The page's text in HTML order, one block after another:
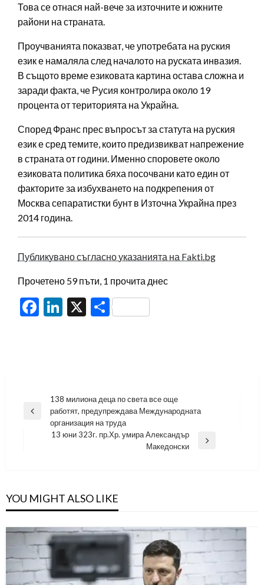
Това се отнася най-вече за източните и южните
райони на страната.
Проучванията показват, че употребата на руския
език е намаляла след началото на руската инвазия.
В същото време езиковата картина остава сложна и
заради факта, че Русия контролира около 19
процента от територията на Украйна.
Според Франс прес въпросът за статута на руския
език е сред темите, които предизвикват напрежение
в страната от години. Именно споровете около
езиковата политика бяха посочвани като един от
факторите за избухването на подкрепения от
Москва сепаратистки бунт в Източна Украйна през
2014 година.
Публикувано съгласно указанията на Fakti.bg
Прочетено 59 пъти, 1 прочита днес
Facebook
LinkedIn
X Share
Навигация
Previous
138 милиона деца по света все още
работят, предупреждава Международната
организация на труда
13 юни 323г. пр.Хр. умира Александър
Македонски
YOU MIGHT ALSO LIKE